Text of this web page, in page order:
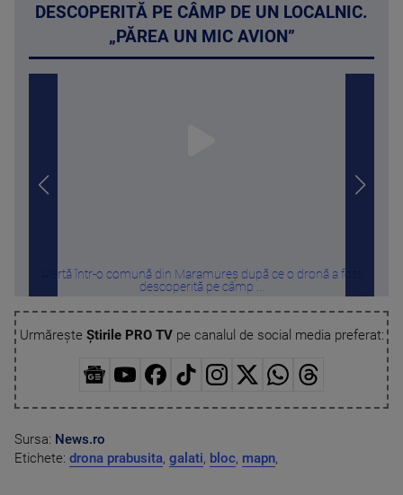
DESCOPERITĂ PE CÂMP DE UN LOCALNIC.
„PĂREA UN MIC AVION”
Alertă într-o comună din Maramureș după ce o dronă a fost
descoperită pe câmp ...
Urmărește Știrile PRO TVpe canalul de social media preferat:
Sursa: News.ro
Etichete: drona prabusita, galati, bloc, mapn,